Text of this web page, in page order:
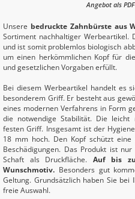
Angebot als PDF
Unsere bedruckte Zahnbürste aus
Sortiment nachhaltiger Werbeartikel.
und ist somit problemlos biologisch
um einen herkömmlichen Kopf für
und gesetzlichen Vorgaben erfüllt.
Bei diesem Werbeartikel handelt es
besonderem Griff. Er besteht aus
eines modernen Verfahrens in Form
die notwendige Stabilität. Die
festen Griff. Insgesamt ist der
18 mm hoch. Den Kopf schützt
Beschädigungen. Das Produkt ist
Schaft als Druckfläche. Auf bis
Wunschmotiv. Besonders gut
Geltung. Grundsätzlich haben Sie
freie Auswahl.